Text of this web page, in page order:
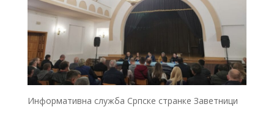
Информативна служба Српске странке Заветници